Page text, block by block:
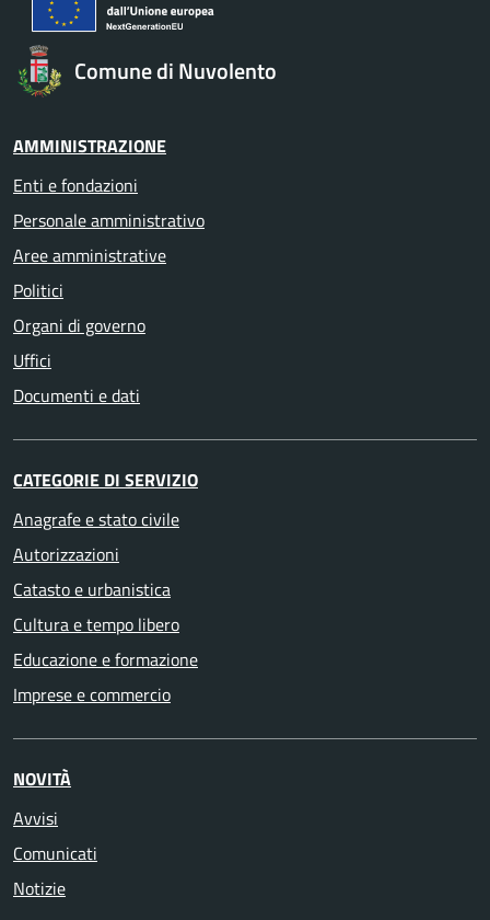
Comune di Nuvolento
AMMINISTRAZIONE
Enti e fondazioni
Personale amministrativo
Aree amministrative
Politici
Organi di governo
Uffici
Documenti e dati
CATEGORIE DI SERVIZIO
Anagrafe e stato civile
Autorizzazioni
Catasto e urbanistica
Cultura e tempo libero
Educazione e formazione
Imprese e commercio
NOVITÀ
Avvisi
Comunicati
Notizie